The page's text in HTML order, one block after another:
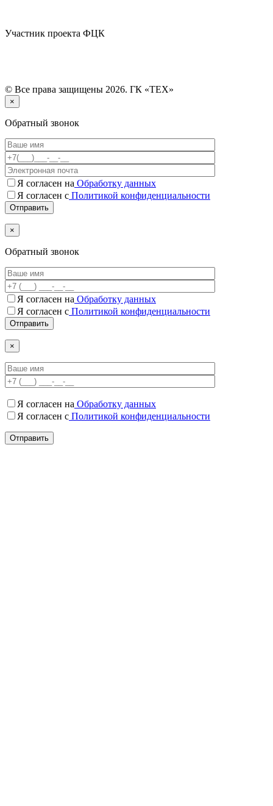
Участник проекта ФЦК
© Все права защищены 2026. ГК «ТЕХ»
×
Обратный звонок
Я согласен на Обработку данных
Я согласен с Политикой конфиденциальности
×
Обратный звонок
Я согласен на Обработку данных
Я согласен c Политикой конфиденциальности
×
Я согласен на Обработку данных
Я согласен c Политикой конфиденциальности